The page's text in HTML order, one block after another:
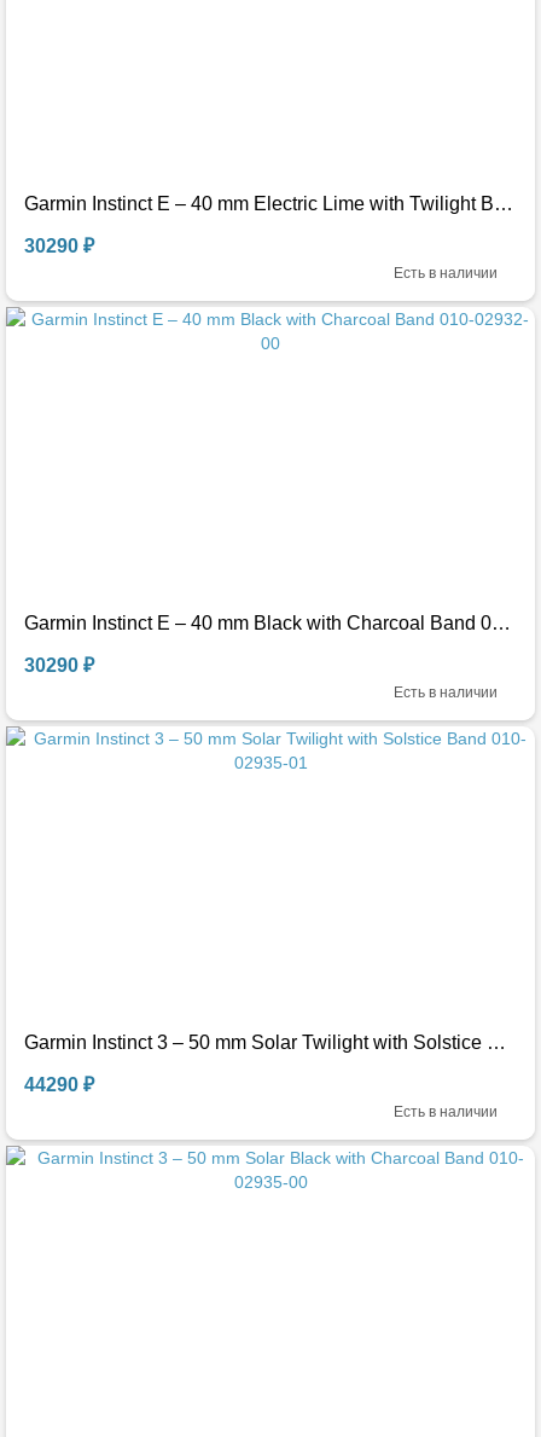
Garmin Instinct E – 40 mm Electric Lime with Twilight Band 010-02932-01
Есть в наличии
30290 ₽
Garmin Instinct E – 40 mm Black with Charcoal Band 010-02932-00
Есть в наличии
30290 ₽
Garmin Instinct 3 – 50 mm Solar Twilight with Solstice Band 010-02935-01
Есть в наличии
44290 ₽